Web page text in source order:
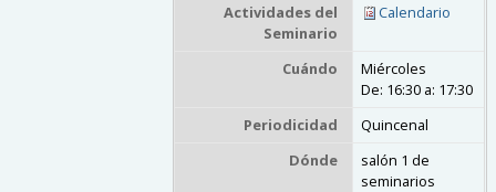
Actividades del
Seminario
Calendario
Cuándo
Miércoles
De: 16:30 a: 17:30
Periodicidad
Quincenal
Dónde
salón 1 de
seminarios